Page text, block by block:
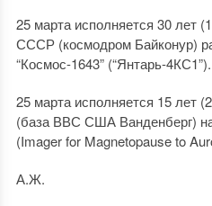
25 марта исполняется 30 лет
СССР (космодром Байконур)
“Космос-1643” (“Янтарь-4КС1”).
25 марта исполняется 15 лет
(база ВВС США Ванденберг)
(Imager for Magnetopause to
А.Ж.